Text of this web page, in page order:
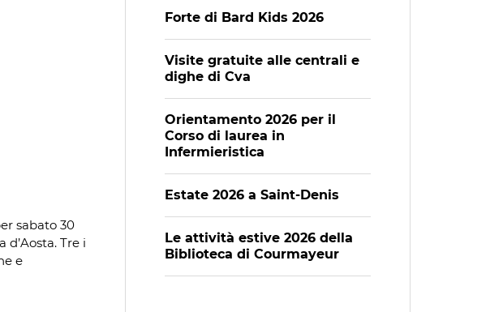
sabato 30
d’Aosta. Tre i
e
Forte di Bard Kids 2026
Visite gratuite alle centrali e
dighe di Cva
Orientamento 2026 per il
Corso di laurea in
Infermieristica
Estate 2026 a Saint-Denis
Le attività estive 2026 della
Biblioteca di Courmayeur